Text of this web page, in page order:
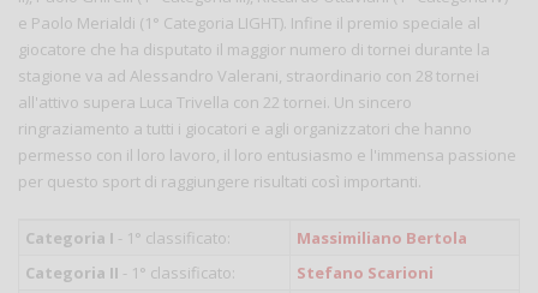
e Paolo Merialdi (1° Categoria LIGHT). Infine il premio speciale al
giocatore che ha disputato il maggior numero di tornei durante la
stagione va ad Alessandro Valerani, straordinario con 28 tornei
all'attivo supera Luca Trivella con 22 tornei. Un sincero
ringraziamento a tutti i giocatori e agli organizzatori che hanno
permesso con il loro lavoro, il loro entusiasmo e l'immensa passione
per questo sport di raggiungere risultati così importanti.
Categoria I - 1° classificato:
Massimiliano Bertola
Categoria II - 1° classificato:
Stefano Scarioni